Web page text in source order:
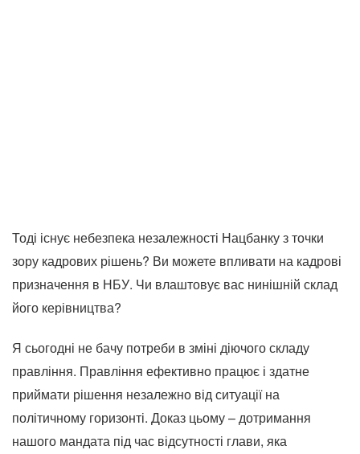
Тоді існує небезпека незалежності Нацбанку з точки
зору кадрових рішень? Ви можете впливати на кадрові
призначення в НБУ. Чи влаштовує вас нинішній склад
його керівництва?
Я сьогодні не бачу потреби в зміні діючого складу
правління. Правління ефективно працює і здатне
приймати рішення незалежно від ситуації на
політичному горизонті. Доказ цьому – дотримання
нашого мандата під час відсутності глави, яка